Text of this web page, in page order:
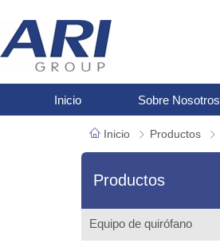
Inicio Sobre Nosotros
Inicio Productos
Productos
Equipo de quirófano